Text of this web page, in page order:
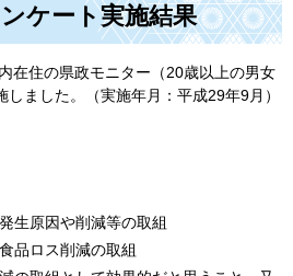
ケート実施結果
在住の県政モニター（20歳以上の男女
ました。（実施年月：平成29年9月）
生原因や削減等の取組
品ロス削減の取組